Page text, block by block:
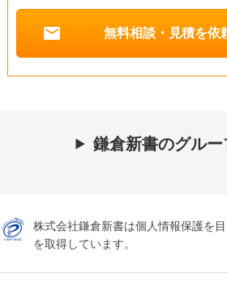
mail 無料相談・見積を依
鎌倉新書のグルー
株式会社鎌倉新書は個人情報保護を
を取得しています。